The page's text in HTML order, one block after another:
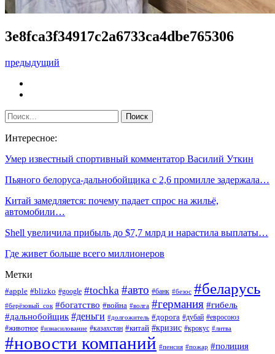
3e8fca3f34917c2a6733ca4dbe765306
предыдущий
Интересное:
Умер известный спортивный комментатор Василий Уткин
Пьяного белоруса-дальнобойщика с 2,6 промилле задержала…
Китай замедляется: почему падает спрос на жильё,
автомобили…
Shell увеличила прибыль до $7,7 млрд и нарастила выплаты…
Где живет больше всего миллионеров
Метки
#apple #blizko #google #tochka #авто #банк #безос #беларусь
#берёзовый_сок #богатство #война #волга #германия #гибель
#дальнобойщик #деньги #долгожитель #дорога #дубай #евросоюз
#животное #изнасилование #казахстан #китай #кризис #крокус #литва
#новости компаний #пенсия #пожар #полиция